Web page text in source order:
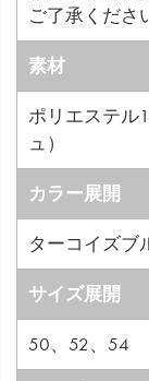
ご了承くださ
素材
ポリエステル
ュ）
カラー展開
ターコイズブ
サイズ展開
50、52、54